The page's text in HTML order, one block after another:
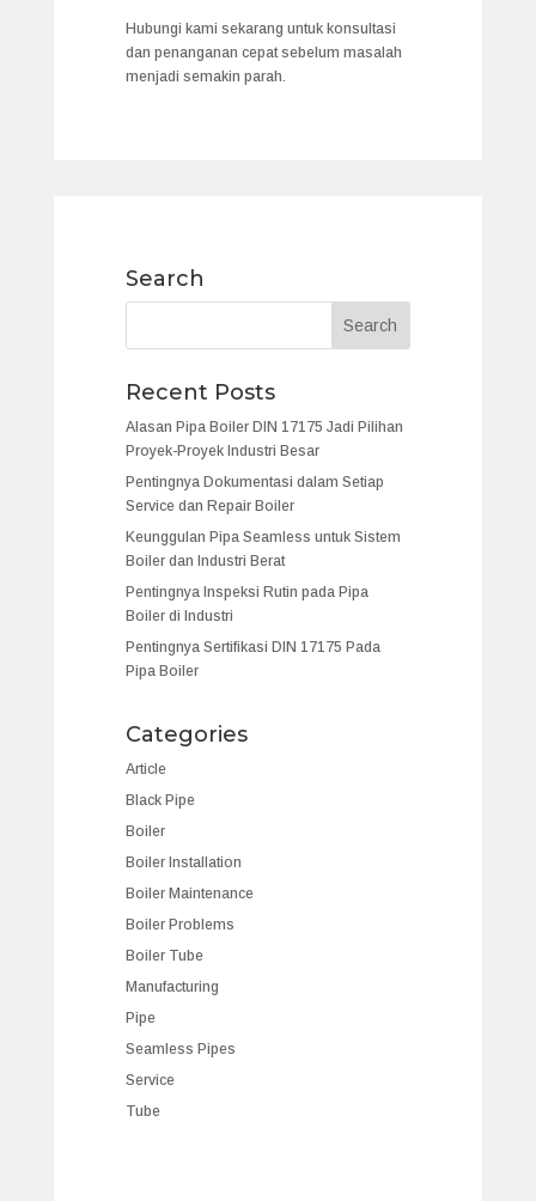
Hubungi kami sekarang untuk konsultasi
dan penanganan cepat sebelum masalah
menjadi semakin parah.
Search
Recent Posts
Alasan Pipa Boiler DIN 17175 Jadi Pilihan
Proyek-Proyek Industri Besar
Pentingnya Dokumentasi dalam Setiap
Service dan Repair Boiler
Keunggulan Pipa Seamless untuk Sistem
Boiler dan Industri Berat
Pentingnya Inspeksi Rutin pada Pipa
Boiler di Industri
Pentingnya Sertifikasi DIN 17175 Pada
Pipa Boiler
Categories
Article
Black Pipe
Boiler
Boiler Installation
Boiler Maintenance
Boiler Problems
Boiler Tube
Manufacturing
Pipe
Seamless Pipes
Service
Tube